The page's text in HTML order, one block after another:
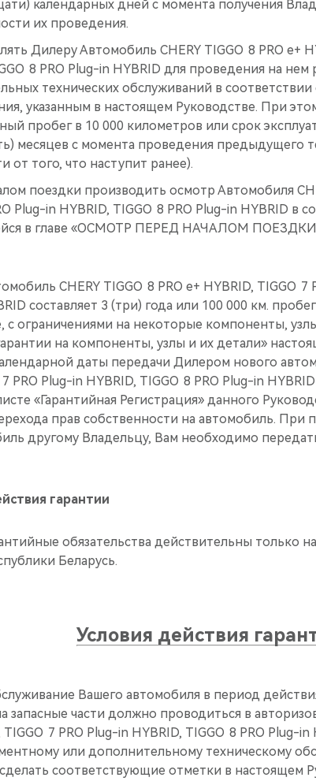
календарных дней с момента получения
их проведения.
Дилеру Автомобиль CHERY TIGGO 8 PRO е+
8 PRO Plug-in HYBRID для проведения на
технических обслуживаний в соответствии
указанным в настоящем Руководстве. При
пробег в 10 000 километров или срок
месяцев с момента проведения предыдущего
от того, что наступит ранее).
поездки производить осмотр Автомобиля
Plug-in HYBRID, TIGGO 8 PRO Plug-in HYBRID в
в главе «ОСМОТР ПЕРЕД НАЧАЛОМ ПОЕЗДКИ»
CHERY TIGGO 8 PRO е+ HYBRID, TIGGO 7
составляет 3 (три) года или 100 000 км.
с ограничениями на некоторые компоненты,
на компоненты, узлы и их детали»
даты передачи Дилером нового
PRO Plug-in HYBRID, TIGGO 8 PRO Plug-in
«Гарантийная Регистрация» данного
прав собственности на автомобиль. При
другому Владельцу, Вам необходимо
гарантии
обязательства действительны только
Беларусь.
Условия действия
Вашего автомобиля в период
запасные части должно проводиться в
TIGGO 7 PRO Plug-in HYBRID, TIGGO 8 PRO Plug-
или дополнительному техническому
соответствующие отметки в настоящем